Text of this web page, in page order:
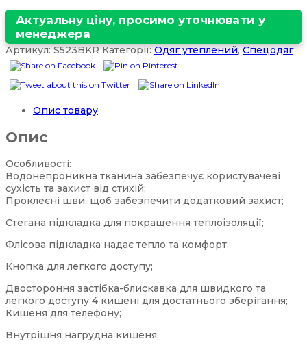
Актуальну ціну, просимо уточнювати у
менеджера
Артикул:S523BKR Категорії:Одяг утеплений,Спецодяг
Опис товару
Опис
Особливості:
Водонепроникна тканина забезпечує користувачеві
сухість та захист від стихій;
Проклеєні шви, щоб забезпечити додатковий захист;
Стегана підкладка для покращення теплоізоляції;
Флісова підкладка надає тепло та комфорт;
Кнопка для легкого доступу;
Двостороння застібка-блискавка для швидкого та
легкого доступу 4 кишені для достатнього зберігання;
Кишеня для телефону;
Внутрішня нагрудна кишеня;